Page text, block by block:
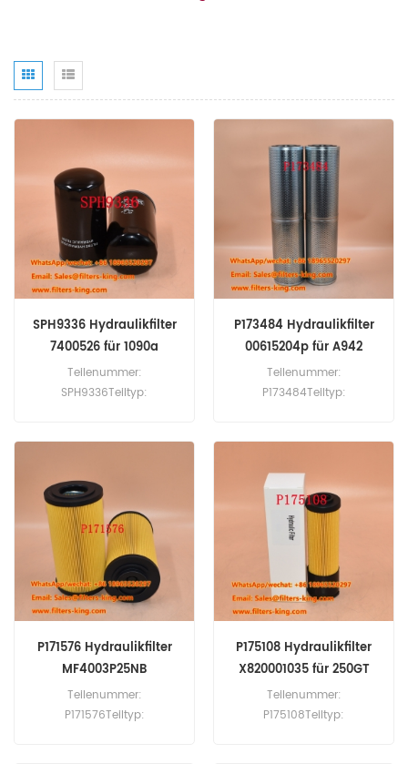
SPH9336 Hydraulikfilter
7400526 für 1090a
8060ta
Teilenummer:
SPH9336Teiltyp:
7400526 Verwendung für
Steyr 1090 1090A 8045
8045A 8055 8055A 8060
8060A 8060T 8060TA
964A 970A M9078 M9083
M9086 M9094 M975A.
P173484 Hydraulikfilter
00615204p für A942
HS841
Teilenummer:
P173484Teiltyp:
Hydraulikfilterkreuzreferenz
00615204p Verwendung für
Liebherr A942 HS841 HS842
R942 R942HD.
P171576 Hydraulikfilter
MF4003P25NB
Teilenummer:
P171576Teiltyp:
P175108 Hydraulikfilter
X820001035 für 250GT
Teilenummer:
P175108Teiltyp: